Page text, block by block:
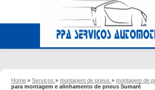
Home »Serviços»montagem de pneus»montagem de
para montagem e alinhamento de pneus Sumaré